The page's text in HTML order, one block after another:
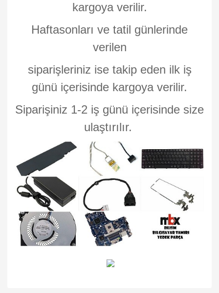
kargoya verilir.
Haftasonları ve tatil günlerinde
verilen
siparişleriniz ise takip eden ilk iş
günü içerisinde kargoya verilir.
Siparişiniz 1-2 iş günü içerisinde size
ulaştırılır.